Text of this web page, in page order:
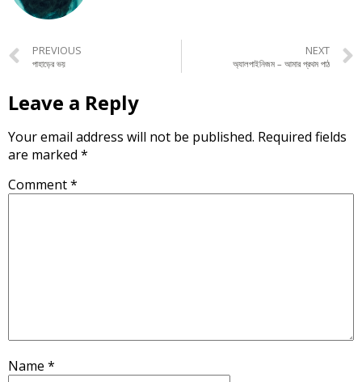
PREVIOUS
পাহাড়ের ভয়
NEXT
অ্যালপাইনিজম – আমার প্রথম পাঠ
Leave a Reply
Your email address will not be published. Required fields
are marked *
Comment*
Name *